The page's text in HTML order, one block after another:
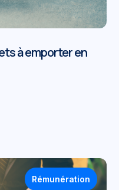
à emporter en
Rémunération